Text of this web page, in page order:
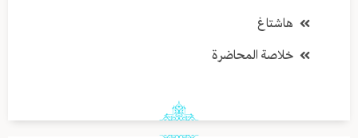
هاشتاغ
خلاصة المحاضرة